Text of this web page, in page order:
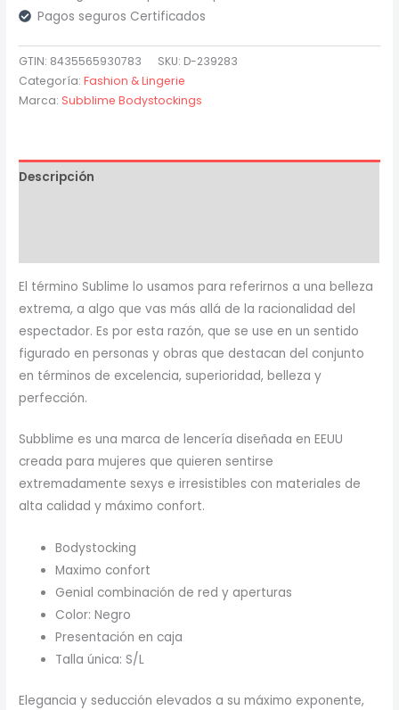
Pechos
Descubiertos
cantidad
Pagos seguros Certificados
GTIN: 8435565930783 SKU: D-239283
Categoría:Fashion & Lingerie
Marca: Subblime Bodystockings
Descripción
El término Sublime lo usamos para referirnos a una belleza
extrema, a algo que vas más allá de la racionalidad del
espectador. Es por esta razón, que se use en un sentido
figurado en personas y obras que destacan del conjunto
en términos de excelencia, superioridad, belleza y
perfección.
Subblime es una marca de lencería diseñada en EEUU
creada para mujeres que quieren sentirse
extremadamente sexys e irresistibles con materiales de
alta calidad y máximo confort.
Bodystocking
Maximo confort
Genial combinación de red y aperturas
Color: Negro
Presentación en caja
Talla única: S/L
Elegancia y seducción elevados a su máximo exponente,